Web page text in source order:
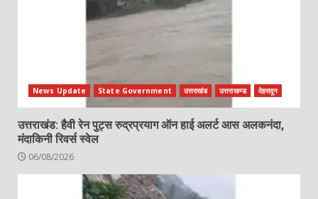
News Update State Government उत्तराखंड उत्तराखण्ड देहरादून
उत्तराखंड: हैवी रेन पुट्स रुद्रप्रयाग ऑन हाई अलर्ट आस अलकनंदा,
मंदाकिनी रिवर्स स्वेल
06/08/2026